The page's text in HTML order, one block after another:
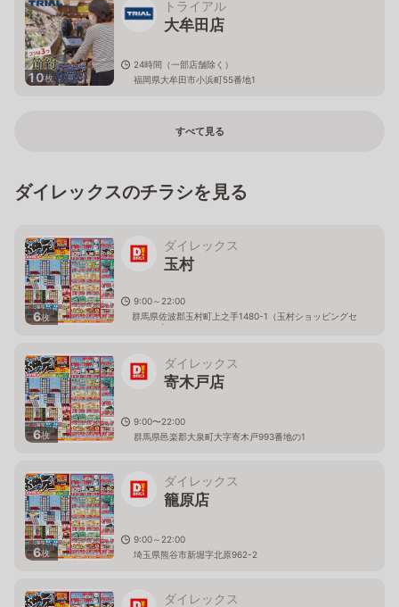
10枚
トライアル
大牟田店
24時間（一部店舗除く）
福岡県大牟田市小浜町55番地1
すべて見る
ダイレックスのチラシを見る
6枚
ダイレックス
玉村
9:00～22:00
群馬県佐波郡玉村町上之手1480-1（玉村ショッピングセ
ンター内）
6枚
ダイレックス
寄木戸店
9:00〜22:00
群馬県邑楽郡大泉町大字寄木戸993番地の1
6枚
ダイレックス
籠原店
9:00～22:00
埼玉県熊谷市新堀字北原962-2
ダイレックス